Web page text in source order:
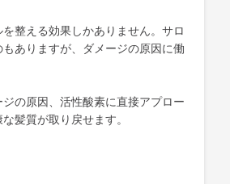
整える効果しかありません。サロ
ありますが、ダメージの原因に働
の原因、活性酸素に直接アプロー
髪質が取り戻せます。